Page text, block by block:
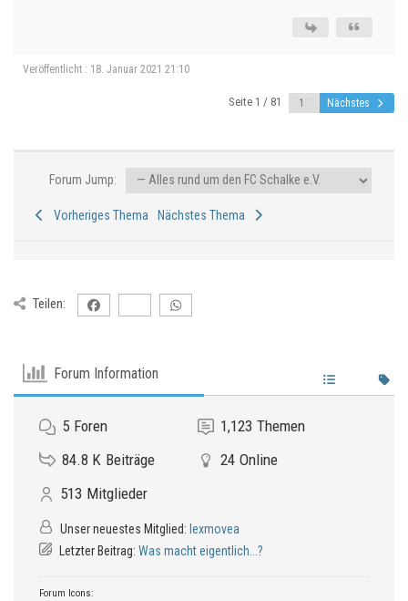
Veröffentlicht : 18. Januar 2021 21:10
Seite 1 / 81 Nächstes
Forum Jump:
Vorheriges Thema Nächstes Thema
Teilen:
Forum Information
5 Foren 1,123 Themen
84.8 K Beiträge 24 Online
513 Mitglieder
Unser neuestes Mitglied: lexmovea
Letzter Beitrag: Was macht eigentlich...?
Forum Icons: